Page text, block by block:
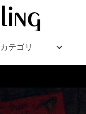
カテゴリ